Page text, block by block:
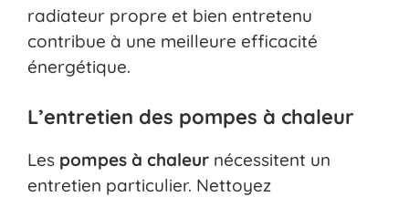
radiateur propre et bien entretenu
contribue à une meilleure efficacité
énergétique.
L’entretien des pompes à chaleur
Les pompes à chaleur nécessitent un
entretien particulier. Nettoyez